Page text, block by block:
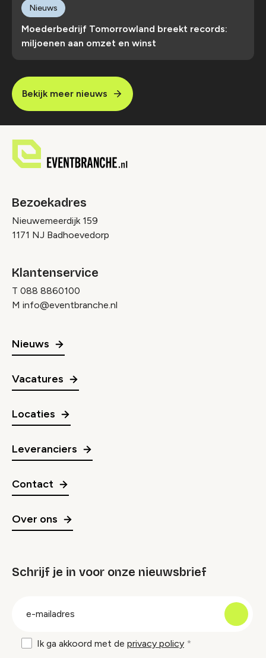
Moederbedrijf Tomorrowland breekt records:
miljoenen aan omzet en winst
Nieuws
Bekijk meer nieuws
Bezoekadres
Nieuwemeerdijk 159
1171 NJ Badhoevedorp
Klantenservice
T 088 8860100
M info@eventbranche.nl
Nieuws
Vacatures
Locaties
Leveranciers
Contact
Over ons
Schrijf je in voor onze nieuwsbrief
Ik ga akkoord met de privacy policy